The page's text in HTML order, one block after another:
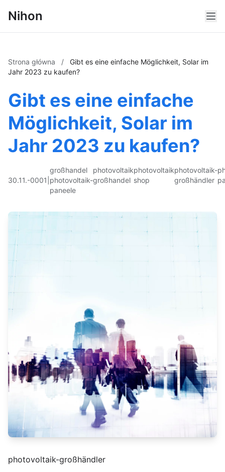
Nihon
Strona główna /
Gibt es eine einfache Möglichkeit, Solar im
Jahr 2023 zu kaufen?
Gibt es eine einfache
Möglichkeit, Solar im
Jahr 2023 zu kaufen?
30.11.-0001
großhandel
photovoltaik-
paneele
photovoltaik
großhandel
photovoltaik
shop
photovoltaik-
großhändler
photovoltaik-großhändler